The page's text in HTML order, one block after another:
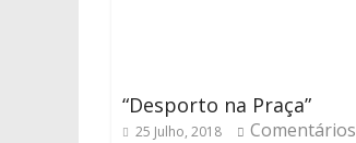
“Desporto na Praça”
25 Julho, 2018
Comentários